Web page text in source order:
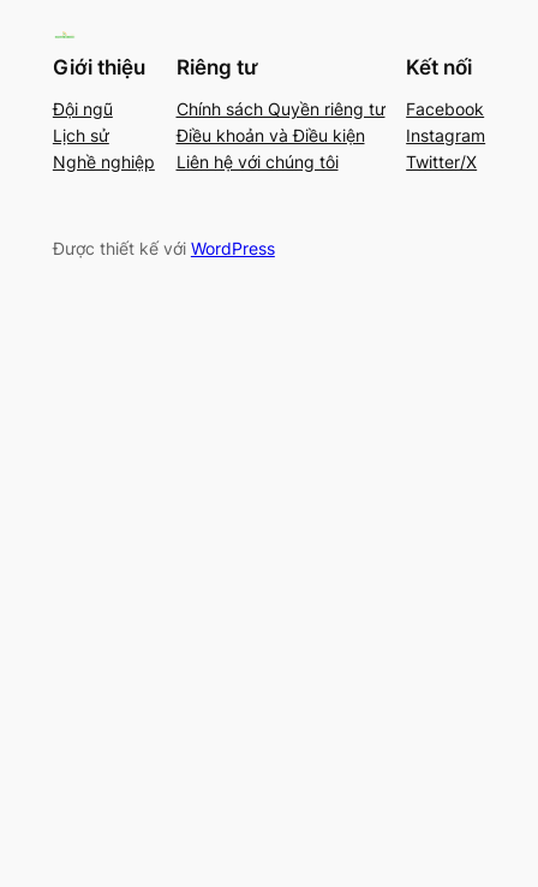
Giới thiệu
Đội ngũ
Lịch sử
Nghề nghiệp
Riêng tư
Chính sách Quyền riêng tư
Điều khoản và Điều kiện
Liên hệ với chúng tôi
Kết nối
Facebook
Instagram
Twitter/X
Được thiết kế với WordPress